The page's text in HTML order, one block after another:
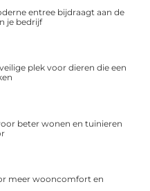
entree bijdraagt aan de
je bedrijf
plek voor dieren die een
beter wonen en tuinieren
meer wooncomfort en